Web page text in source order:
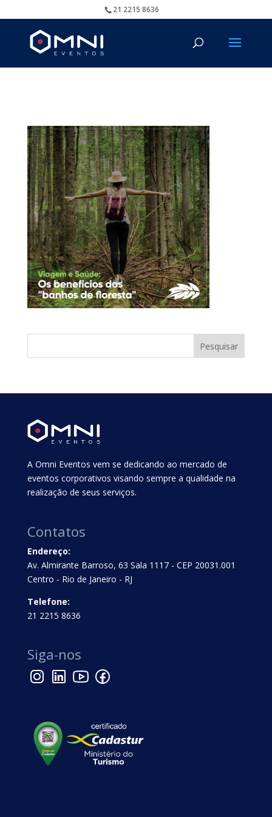
21 2215 8636
A Omni Eventos vem se dedicando ao mercado de
eventos corporativos visando sempre a qualidade na
realização de seus serviços.
Contatos
Endereço:
Av. Almirante Barroso, 63 Sala 1117 - CEP 20031.001
Centro - Rio de Janeiro - RJ
Telefone:
21 2215 8636
Siga-nos